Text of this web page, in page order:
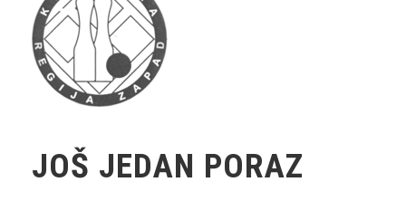
JOŠ JEDAN PORAZ